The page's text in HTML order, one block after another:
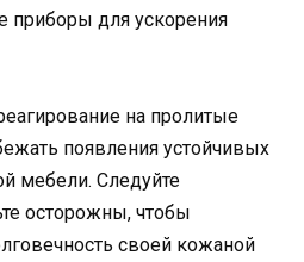
приборы для ускорения
на пролитые
появления устойчивых
мебели. Следуйте
осторожны, чтобы
своей кожаной